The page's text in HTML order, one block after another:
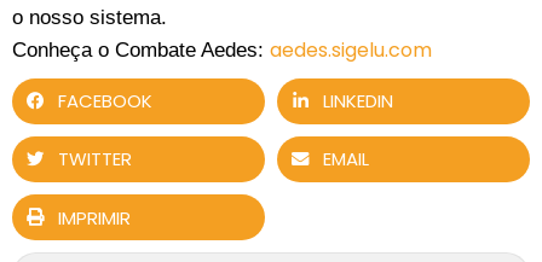
o nosso sistema.
Conheça o Combate Aedes: aedes.sigelu.com
FACEBOOK LINKEDIN
TWITTER EMAIL
IMPRIMIR